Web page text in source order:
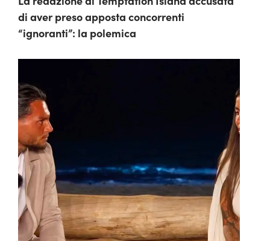
di aver preso apposta concorrenti
“ignoranti”: la polemica